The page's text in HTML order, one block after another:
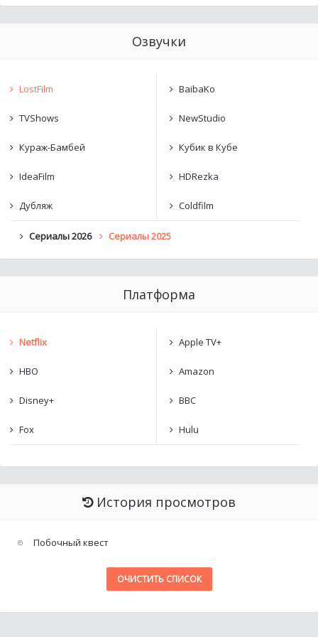
Озвучки
LostFilm BaibaKo
TVShows NewStudio
Кураж-Бамбей Кубик в Кубе
IdeaFilm HDRezka
Дубляж Coldfilm
Сериалы 2026 Сериалы 2025
Платформа
Netflix Apple TV+
HBO Amazon
Disney+ BBC
Fox Hulu
История просмотров
Побочный квест
ОЧИСТИТЬ СПИСОК